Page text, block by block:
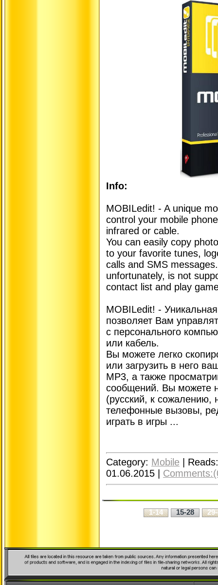
Info:
MOBILedit! - A unique
control your mobile
infrared or cable.
You can easily copy
to your favorite tunes,
calls and SMS
unfortunately, is not
contact list and play
MOBILedit! -
позволяет Вам
с персонального
или кабель.
Вы можете легко
или загрузить в него
MP3, а также
сообщений. Вы можете
(русский, к сожалению,
телефонные вызовы,
играть в игры ...
Category: Mobile | Reads:
01.06.2015 |
1-14 15-28